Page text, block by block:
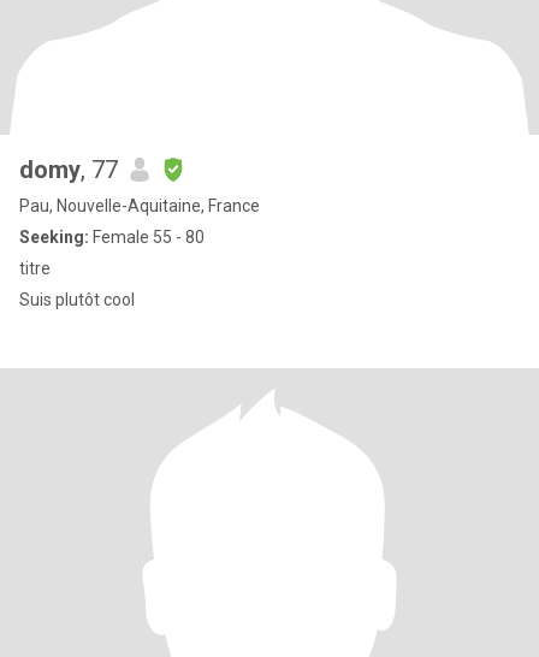
domy, 77
Pau, Nouvelle-Aquitaine, France
Seeking: Female 55 - 80
titre
Suis plutôt cool